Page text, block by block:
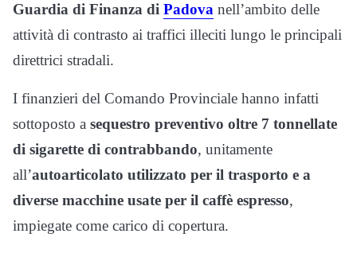
Guardia di Finanza di Padova nell’ambito delle
attività di contrasto ai traffici illeciti lungo le principali
direttrici stradali.
I finanzieri del Comando Provinciale hanno infatti
sottoposto a sequestro preventivo oltre 7 tonnellate
di sigarette di contrabbando, unitamente
all’autoarticolato utilizzato per il trasporto e a
diverse macchine usate per il caffè espresso,
impiegate come carico di copertura.